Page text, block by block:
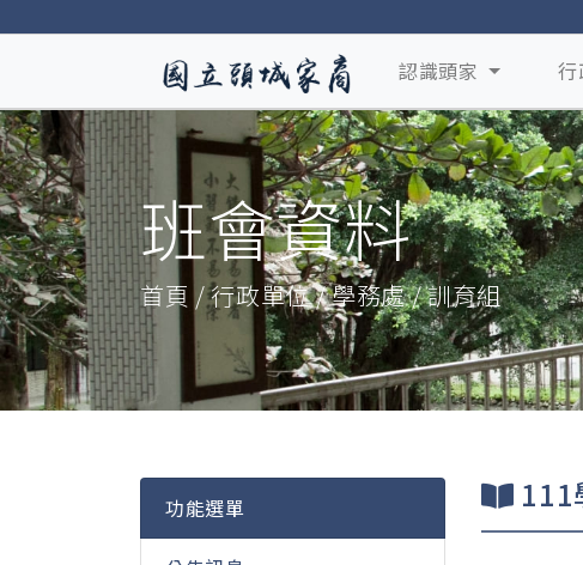
認識頭家 行
班會資料
首頁 / 行政單位 / 學務處 / 訓育組
功能選單 111